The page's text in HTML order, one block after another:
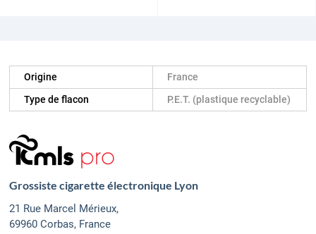
Origine
France
Type de flacon
P.E.T. (plastique recyclable)
Grossiste cigarette électronique Lyon
21 Rue Marcel Mérieux,
69960 Corbas, France